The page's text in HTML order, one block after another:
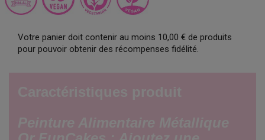
Votre panier doit contenir au moins 10,00 € de produits
pour pouvoir obtenir des récompenses fidélité.